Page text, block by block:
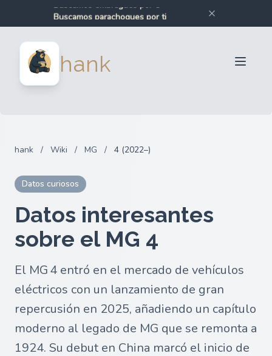
Buscamos parachoques por ti
Buscamos recambios para coches por ti
hankPara Compradores
Iniciar sesion
hank / Wiki / MG / 4 (2022–)
Datos curiosos
Datos interesantes
sobre el MG 4
El MG 4 entró en el mercado de vehículos
eléctricos con un lanzamiento de gran
repercusión en 2025, añadiendo un capítulo
moderno al legado de MG que se remonta a
1924. Su debut en China marcó el inicio de